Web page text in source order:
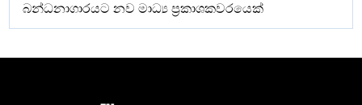
බන්ධනාගාරයට නව මාධ්‍ය ප්‍රකාශකවරයෙක්